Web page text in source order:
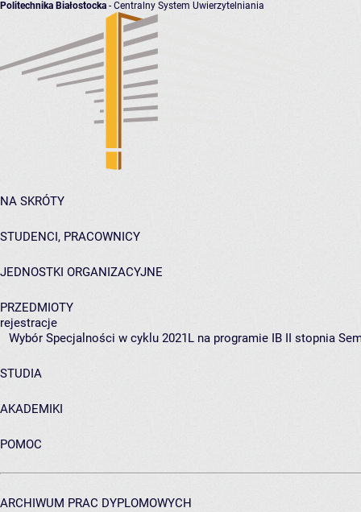
Politechnika Białostocka - Centralny System Uwierzytelniania
NA SKRÓTY
STUDENCI, PRACOWNICY
JEDNOSTKI ORGANIZACYJNE
PRZEDMIOTY
rejestracje
Wybór Specjalności w cyklu 2021L na programie IB II stopnia
STUDIA
AKADEMIKI
POMOC
ARCHIWUM PRAC DYPLOMOWYCH